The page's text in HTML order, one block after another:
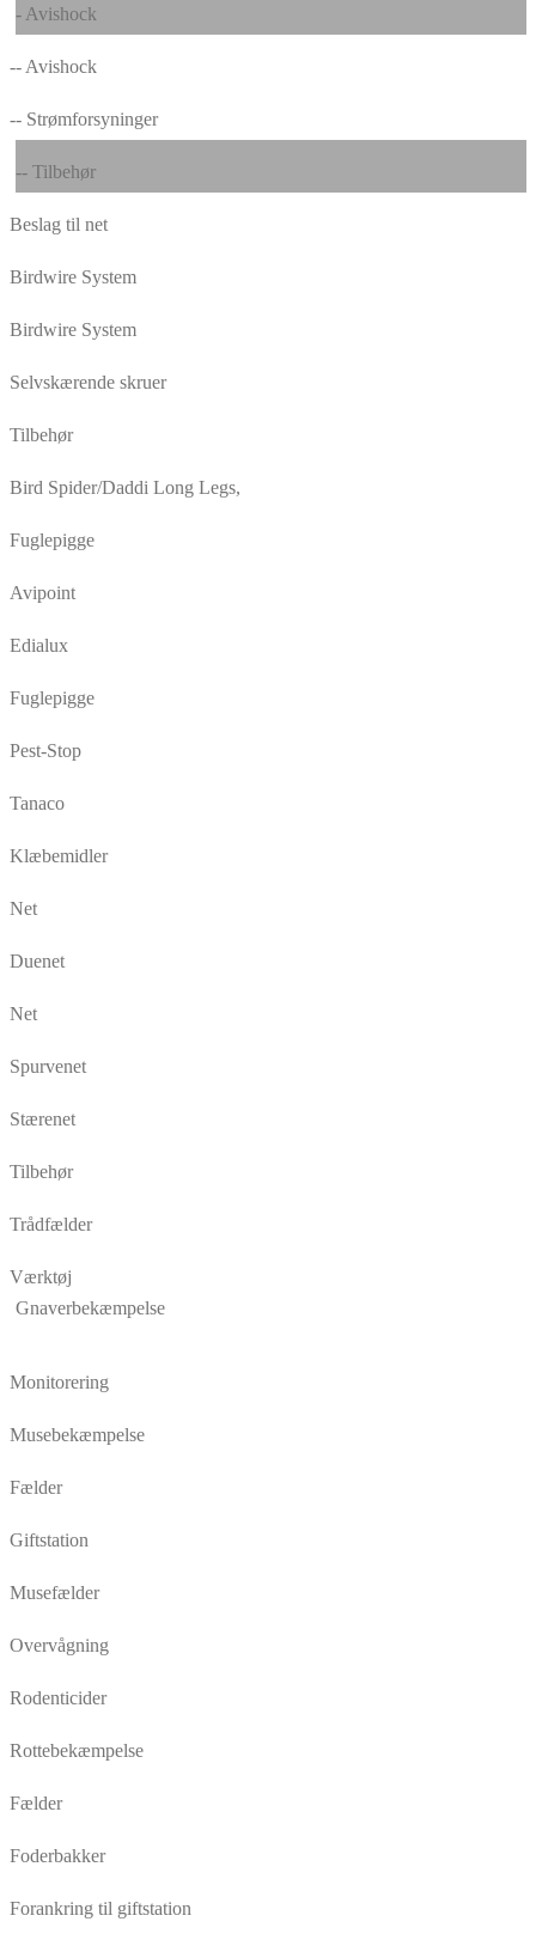
- Avishock
-- Avishock
-- Strømforsyninger
-- Tilbehør
Beslag til net
Birdwire System
Birdwire System
Selvskærende skruer
Tilbehør
Bird Spider/Daddi Long Legs,
Fuglepigge
Avipoint
Edialux
Fuglepigge
Pest-Stop
Tanaco
Klæbemidler
Net
Duenet
Net
Spurvenet
Stærenet
Tilbehør
Trådfælder
Værktøj
Gnaverbekæmpelse
Monitorering
Musebekæmpelse
Fælder
Giftstation
Musefælder
Overvågning
Rodenticider
Rottebekæmpelse
Fælder
Foderbakker
Forankring til giftstation